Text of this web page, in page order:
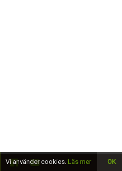
Vi använder cookies. Läs mer OK